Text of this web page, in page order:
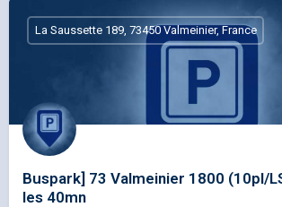
Buspark] 73 Valmeinier 1800 (10pl/
les 40mn
La Saussette 189, 73450 Valmeinier, France